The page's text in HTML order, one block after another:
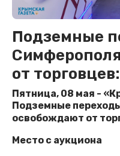
Подземные
от
Пятница, 08 мая -
Подземные
освобождают от
Место с аукциона